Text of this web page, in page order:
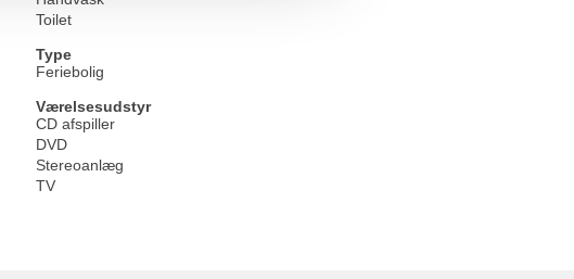
Toilet
Type
Feriebolig
Værelsesudstyr
CD afspiller
DVD
Stereoanlæg
TV